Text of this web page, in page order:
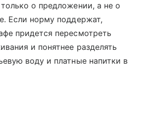
о предложении, а не о
Если норму поддержат,
придется пересмотреть
и понятнее разделять
воду и платные напитки в